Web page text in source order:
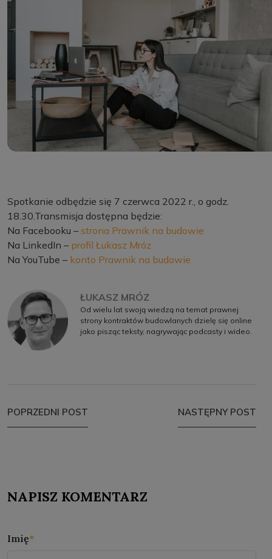
Spotkanie odbędzie się 7 czerwca 2022 r., o godz.
18.30.Transmisja dostępna będzie:
Na Facebooku – strona Prawnik na budowie
Na LinkedIn – profil Łukasz Mróz
Na YouTube – konto Prawnik na budowie
ŁUKASZ MRÓZ
Od wielu lat swoją wiedzą na temat prawnej
strony kontraktów budowlanych dzielę się online
jako pisząc teksty, nagrywając podcasty i wideo.
POPRZEDNI POST NASTĘPNY POST
NAPISZ KOMENTARZ
Imię*